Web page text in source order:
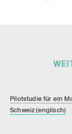
Pilotstudie für ein
Schweiz (englisch)